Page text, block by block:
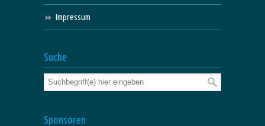
Impressum
Suche
Sponsoren